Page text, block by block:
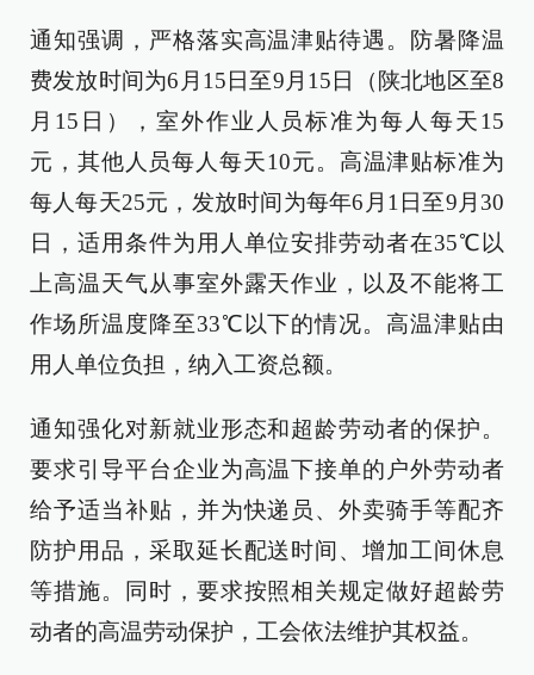
通知强调，严格落实高温津贴待遇。防暑降温
费发放时间为6月15日至9月15日（陕北地区至8
月15日），室外作业人员标准为每人每天15
元，其他人员每人每天10元。高温津贴标准为
每人每天25元，发放时间为每年6月1日至9月30
日，适用条件为用人单位安排劳动者在35℃以
上高温天气从事室外露天作业，以及不能将工
作场所温度降至33℃以下的情况。高温津贴由
用人单位负担，纳入工资总额。
通知强化对新就业形态和超龄劳动者的保护。
要求引导平台企业为高温下接单的户外劳动者
给予适当补贴，并为快递员、外卖骑手等配齐
防护用品，采取延长配送时间、增加工间休息
等措施。同时，要求按照相关规定做好超龄劳
动者的高温劳动保护，工会依法维护其权益。